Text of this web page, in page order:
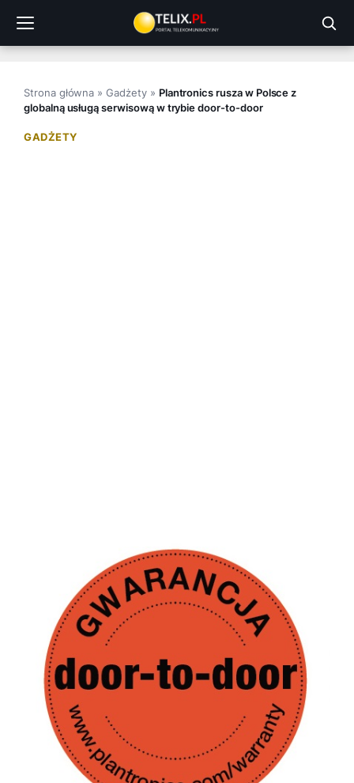
treści
Strona główna »Gadżety» Plantronics rusza w Polsce z
globalną usługą serwisową w trybie door-to-door
GADŻETY